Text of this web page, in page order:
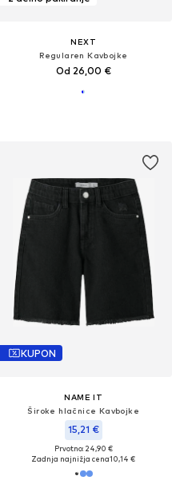
NEXT
Regularen Kavbojke
Od 26,00 €
KUPON
NAME IT
Široke hlačnice Kavbojke
15,21 €
Prvotno: 24,90 €
Zadnja najnižja cena10,14 €